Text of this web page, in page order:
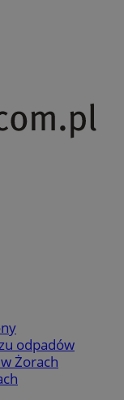
odpadów
Żorach